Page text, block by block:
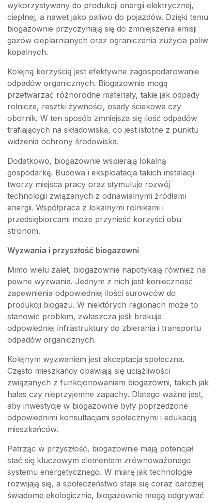
wykorzystywany do produkcji energii elektrycznej,
cieplnej, a nawet jako paliwo do pojazdów. Dzięki temu
biogazownie przyczyniają się do zmniejszenia emisji
gazów cieplarnianych oraz ograniczenia zużycia paliw
kopalnych.
Kolejną korzyścią jest efektywne zagospodarowanie
odpadów organicznych. Biogazownie mogą
przetwarzać różnorodne materiały, takie jak odpady
rolnicze, resztki żywności, osady ściekowe czy
obornik. W ten sposób zmniejsza się ilość odpadów
trafiających na składowiska, co jest istotne z punktu
widzenia ochrony środowiska.
Dodatkowo, biogazownie wspierają lokalną
gospodarkę. Budowa i eksploatacja takich instalacji
tworzy miejsca pracy oraz stymuluje rozwój
technologii związanych z odnawialnymi źródłami
energii. Współpraca z lokalnymi rolnikami i
przedsiębiorcami może przynieść korzyści obu
stronom.
Wyzwania i przyszłość biogazowni
Mimo wielu zalet, biogazownie napotykają również na
pewne wyzwania. Jednym z nich jest konieczność
zapewnienia odpowiedniej ilości surowców do
produkcji biogazu. W niektórych regionach może to
stanowić problem, zwłaszcza jeśli brakuje
odpowiedniej infrastruktury do zbierania i transportu
odpadów organicznych.
Kolejnym wyzwaniem jest akceptacja społeczna.
Często mieszkańcy obawiają się uciążliwości
związanych z funkcjonowaniem biogazowni, takich jak
hałas czy nieprzyjemne zapachy. Dlatego ważne jest,
aby inwestycje w biogazownie były poprzedzone
odpowiednimi konsultacjami społecznymi i edukacją
mieszkańców.
Patrząc w przyszłość, biogazownie mają potencjał
stać się kluczowym elementem zrównoważonego
systemu energetycznego. W miarę jak technologie
rozwijają się, a społeczeństwo staje się coraz bardziej
świadome ekologicznie, biogazownie mogą odgrywać